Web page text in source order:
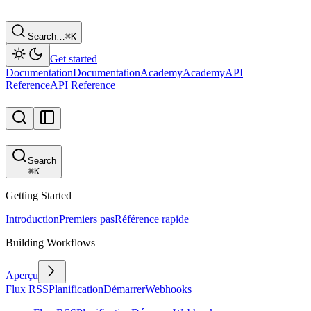
Search…⌘K
Get started
DocumentationDocumentationAcademyAcademyAPI
ReferenceAPI Reference
Search
⌘K
Getting Started
IntroductionPremiers pasRéférence rapide
Building Workflows
Aperçu
Flux RSSPlanificationDémarrerWebhooks